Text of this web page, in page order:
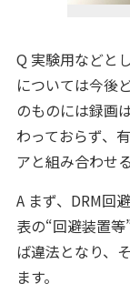
Q 実験用などと
については今後
のものには録画
わっておらず、
アと組み合わせ
A まず、DRM回
表の“回避装置
ば違法となり、
ます。